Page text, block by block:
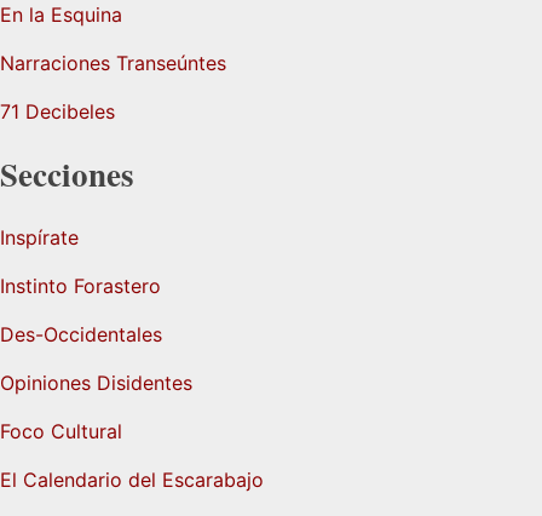
En la Esquina
Narraciones Transeúntes
71 Decibeles
Secciones
Inspírate
Instinto Forastero
Des-Occidentales
Opiniones Disidentes
Foco Cultural
El Calendario del Escarabajo